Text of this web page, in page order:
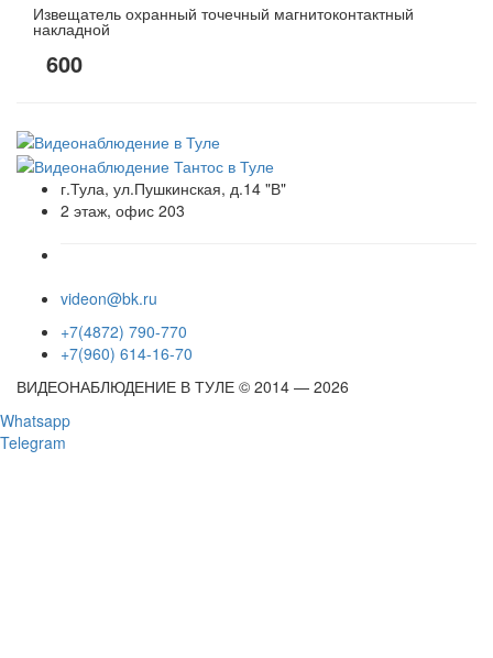
Извещатель охранный точечный магнитоконтактный
накладной
600
г.Тула, ул.Пушкинская, д.14 "В"
2 этаж, офис 203
videon@bk.ru
+7(4872) 790-770
+7(960) 614-16-70
ВИДЕОНАБЛЮДЕНИЕ В ТУЛЕ © 2014 — 2026
Whatsapp
Telegram